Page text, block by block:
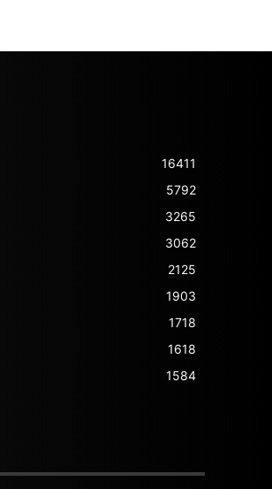
16411
5792
3265
3062
2125
1903
1718
1618
1584